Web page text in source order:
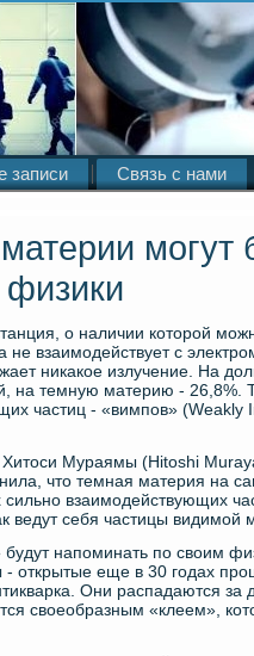
записи Связь с нами
могут
о наличии которой
не взаимодействует с
никакое излучение. На
на темную материю - 26,8%.
частиц - «вимпов» (Weakly
Мураямы (Hitoshi
что темная материя на
взаимодействующих
ведут себя частицы видимой
напоминать по своим
открытые еще в 30 годах
Они распадаются за
своеобразным «клеем»,